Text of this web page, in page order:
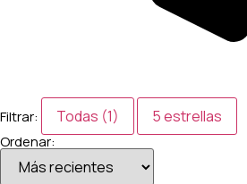
Filtrar: Todas (1) 5 estrellas
Ordenar: